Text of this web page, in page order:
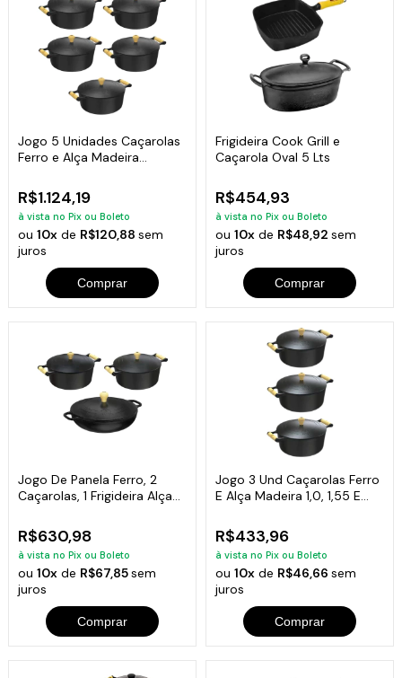
Jogo 5 Unidades Caçarolas
Ferro e Alça Madeira
R$1.124,19
à vista no Pix ou Boleto
ou10x de R$120,88sem
juros
Comprar
Frigideira Cook Grill e
Caçarola Oval 5 Lts
R$454,93
à vista no Pix ou Boleto
ou 10xde R$48,92 sem
juros
Comprar
Jogo De Panela Ferro, 2
Caçarolas, 1 Frigideira Alça
R$630,98
à vista no Pix ou Boleto
ou10x de R$67,85sem
juros
Comprar
Jogo 3 Und Caçarolas Ferro
E Alça Madeira 1,0, 1,55 E
R$433,96
à vista no Pix ou Boleto
ou 10xde R$46,66 sem
juros
Comprar